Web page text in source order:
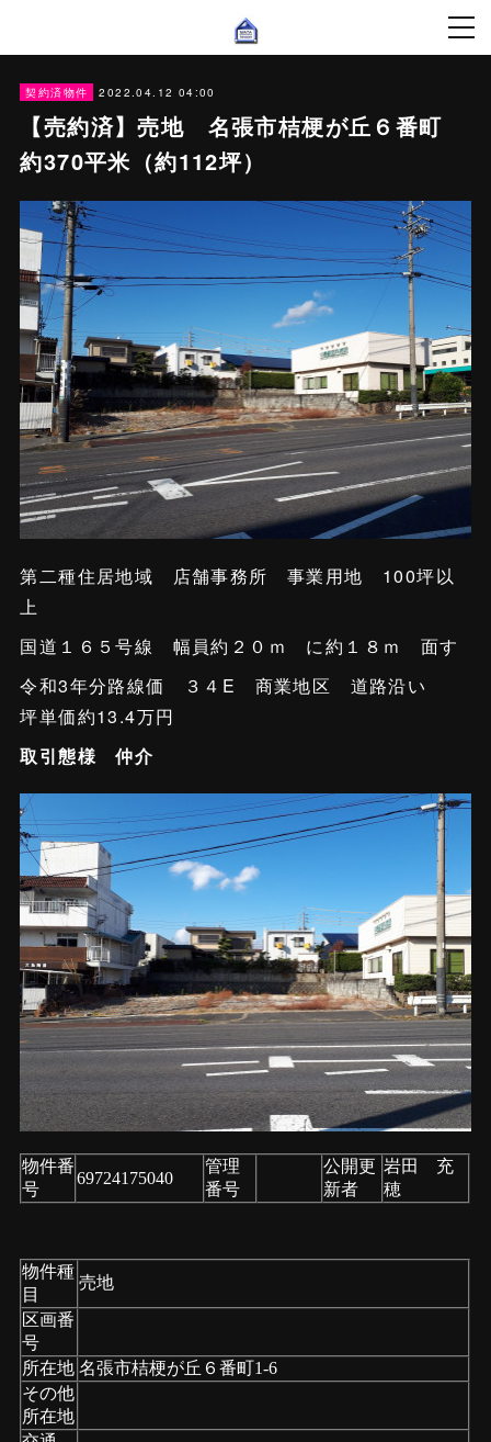
契約済物件 2022.04.12 04:00
【売約済】売地 名張市桔梗が丘６番町
約370平米（約112坪）
第二種住居地域 店舗事務所 事業用地 100坪以
上
国道１６５号線 幅員約２０ｍ に約１８ｍ 面す
令和3年分路線価 ３４E 商業地区 道路沿い
坪単価約13.4万円
取引態様 仲介